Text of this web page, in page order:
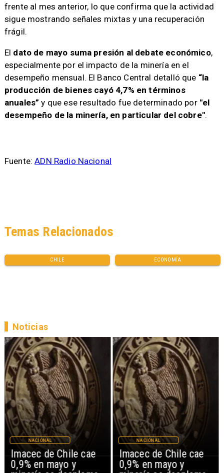
frente al mes anterior, lo que confirma que la actividad
sigue mostrando señales mixtas y una recuperación
frágil.
El dato de mayo suma presión al debate económico,
especialmente por el impacto de la minería en el
desempeño mensual. El Banco Central detalló que “la
producción de bienes cayó 4,7% en términos
anuales” y que ese resultado fue determinado por "el
desempeño de la minería, en particular del cobre".
Fuente:ADN Radio Nacional
CHILE ECONOMÍA
Temas Relacionados
Imacec de Chile cae
0,9% en mayo y
NACIONAL
Imacec de Chile cae
0,9% en mayo y
NACIONAL
Noticias